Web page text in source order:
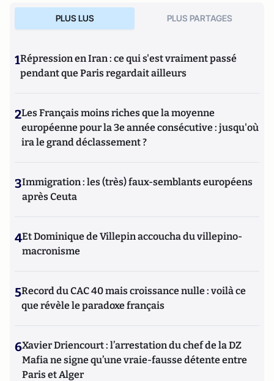
PLUS LUS PLUS PARTAGES
1Répression en Iran : ce qui s'est vraiment passé
pendant que Paris regardait ailleurs
2Les Français moins riches que la moyenne
européenne pour la 3e année consécutive : jusqu'où
ira le grand déclassement ?
3Immigration : les (très) faux-semblants européens
après Ceuta
4Et Dominique de Villepin accoucha du villepino-
macronisme
5Record du CAC 40 mais croissance nulle : voilà ce
que révèle le paradoxe français
6Xavier Driencourt : l’arrestation du chef de la DZ
Mafia ne signe qu’une vraie-fausse détente entre
Paris et Alger